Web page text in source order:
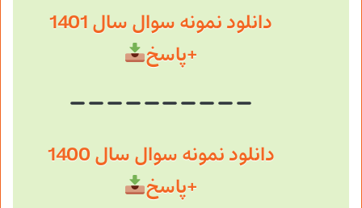
دانلود نمونه سوال سال 1401
+پاسخ
دانلود نمونه سوال سال 1400
+پاسخ